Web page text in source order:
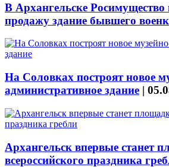
В Архангельске Росимущество
продажу здание бывшего
На Соловках построят новое
административное здание |
Архангельск впервые станет
всероссийского праздника